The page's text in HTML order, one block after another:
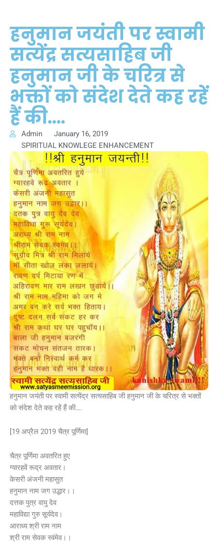
हनुमान जयंती पर स्वामी
सत्येंद्र सत्यसाहिब जी
हनुमान जी के चरित्र से
भक्तों को संदेश देते कह रहें
हैं की….
Admin
January 16, 2019
SPIRITUAL KNOWLEGE ENHANCEMENT
हनुमान जयंती पर स्वामी सत्येंद्र सत्यसाहिब जी हनुमान जी के चरित्र से भक्तों
को संदेश देते कह रहें हैं की….
[19 अप्रैल 2019 चैत्र पूर्णिमा]
चैत्र पूर्णिमा अवतरित हुए
ग्यारहवें रूद्र अवतार।
केसरी अंजनी महासुत
हनुमान नाम जग उद्धार।।
दत्तक पुत्र वायु देव
महाविद्या गुरु सूर्यदेव।
आराध्य श्री राम नाम
श्री राम सेवक स्वंमेव।।